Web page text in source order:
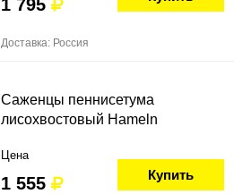
1 795
Доставка: Россия
Саженцы пеннисетума
лисохвостовый Hameln
Цена
1 555 Купить